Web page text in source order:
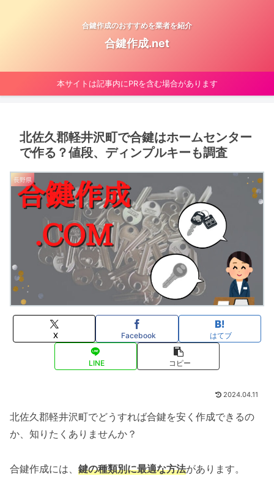
合鍵作成のおすすめを業者を紹介
合鍵作成.net
本サイトは記事内にPRを含む場合があります
北佐久郡軽井沢町で合鍵はホームセンター
で作る？値段、ディンプルキーも調査
長野県
X Facebook はてブ
LINE コピー
2024.04.11
北佐久郡軽井沢町でどうすれば合鍵を安く作成できるの
か、知りたくありませんか？
合鍵作成には、 鍵の種類別に最適な方法があります。